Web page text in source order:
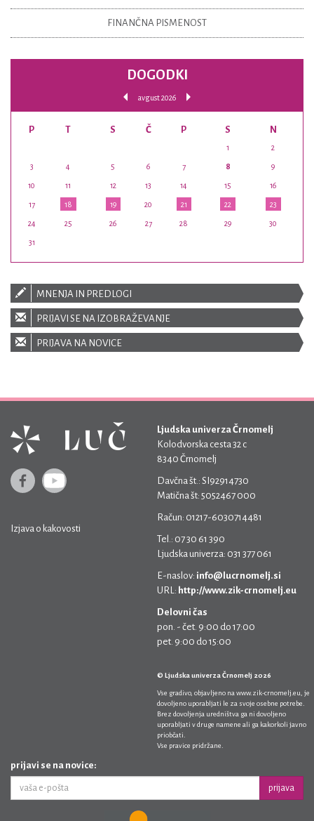
FINANČNA PISMENOST
DOGODKI
avgust 2026
P T S Č P S N
1 2
3 4 5 6 7 8 9
10 11 12 13 14 15 16
17 18 19 20 21 22 23
24 25 26 27 28 29 30
31
MNENJA IN PREDLOGI
PRIJAVI SE NA IZOBRAŽEVANJE
PRIJAVA NA NOVICE
Izjava o kakovosti
Ljudska univerza Črnomelj
Kolodvorska cesta 32 c
8340 Črnomelj
Davčna št.: SI92914730
Matična št: 5052467 000
Račun: 01217-6030714481
Tel.: 07 30 61 390
Ljudska univerza: 031 377 061
E-naslov: info@lucrnomelj.si
URL: http://www.zik-crnomelj.eu
Delovni čas
pon. - čet. 9:00 do 17:00
pet. 9:00 do 15:00
© Ljudska univerza Črnomelj 2026
Vse gradivo, objavljeno na www.zik-crnomelj.eu , je
dovoljeno uporabljati le za svoje osebne potrebe.
Brez dovoljenja uredništva ga ni dovoljeno
uporabljati v druge namene ali ga kakorkoli javno
priobčati.
Vse pravice pridržane.
prijavi se na novice:
prijava